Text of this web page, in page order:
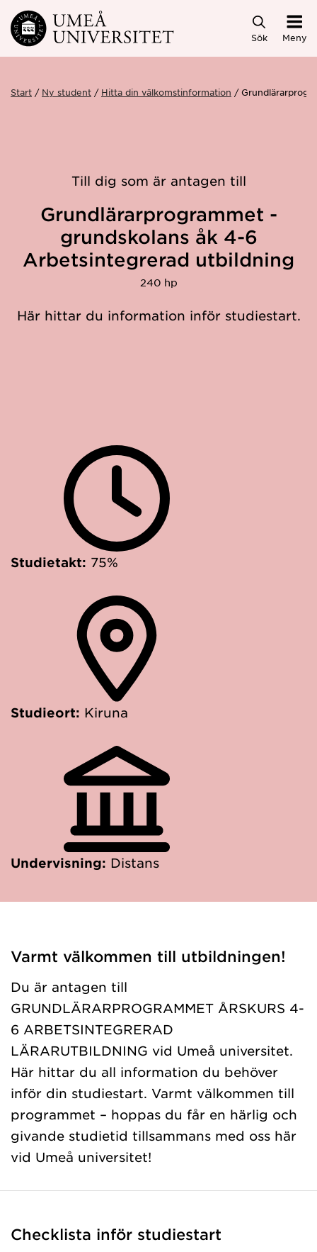
Hoppa direkt till innehållet
Sök Meny
Start Ny student Hitta din välkomstinformation
Till dig som är antagen till
Grundlärarprogrammet -
grundskolans åk 4-6
Arbetsintegrerad utbildning
240 hp
Här hittar du information inför studiestart.
Studietakt: 75%
Studieort: Kiruna
Undervisning: Distans
Varmt välkommen till utbildningen!
Du är antagen till
GRUNDLÄRARPROGRAMMET ÅRSKURS 4-
6 ARBETSINTEGRERAD
LÄRARUTBILDNING vid Umeå universitet.
Här hittar du all information du behöver
inför din studiestart. Varmt välkommen till
programmet – hoppas du får en härlig och
givande studietid tillsammans med oss här
vid Umeå universitet!
Checklista inför studiestart